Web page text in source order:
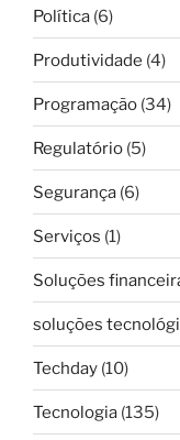
Política (6)
Produtividade (4)
Programação (34)
Regulatório (5)
Segurança (6)
Serviços (1)
Soluções
soluções
Techday (10)
Tecnologia (135)